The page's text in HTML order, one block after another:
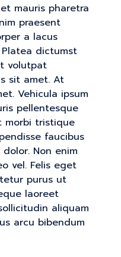
mauris pharetra
praesent
a lacus
dictumst
volutpat
sit amet. At
Vehicula ipsum
pellentesque
morbi tristique
faucibus
Non enim
vel. Felis eget
purus ut
laoreet
aliquam
arcu bibendum